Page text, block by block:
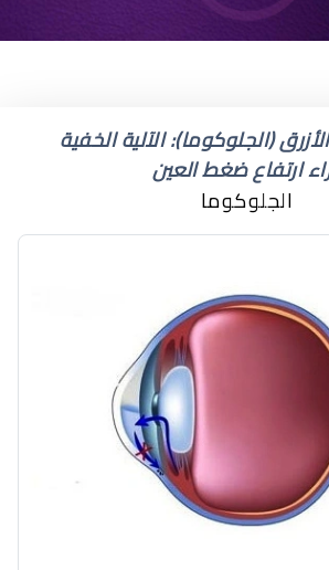
(الجلوكوما): الآلية الخفية
ارتفاع ضغط العين
الجلوكوما